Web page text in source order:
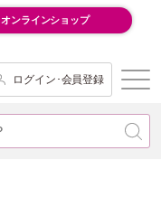
オンラインショップ
ログイン･会員登録